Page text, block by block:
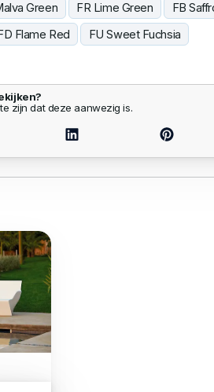
Green FR Lime Green
FB
Flame Red
FU Sweet Fuchsia
zijn dat deze aanwezig is.